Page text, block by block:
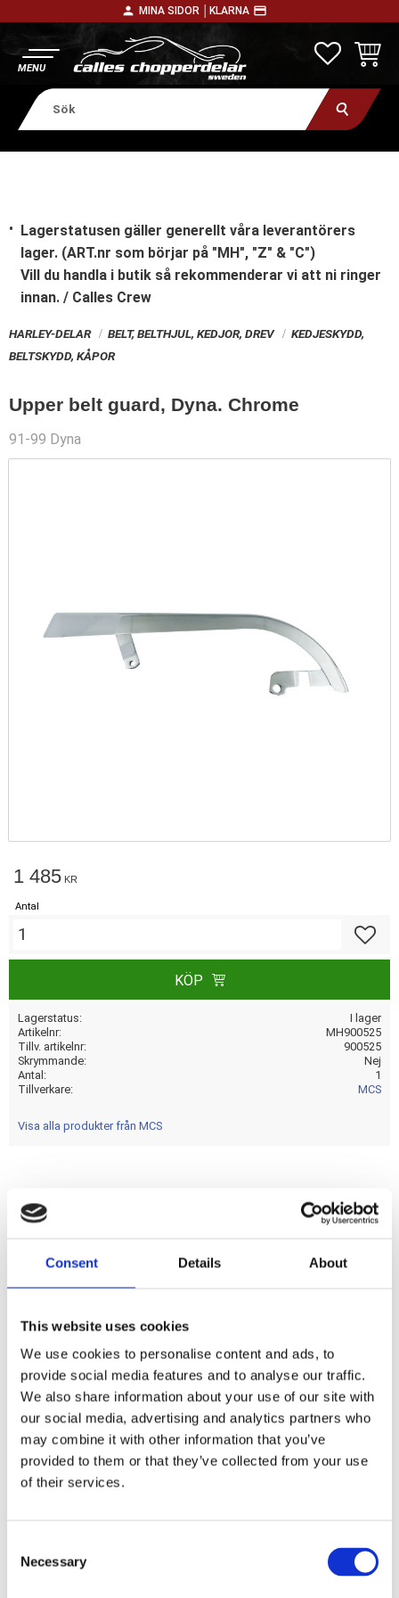
Consent Details About
This website uses cookies
We use cookies to personalise content and ads, to
provide social media features and to analyse our traffic.
We also share information about your use of our site with
our social media, advertising and analytics partners who
may combine it with other information that you’ve
provided to them or that they’ve collected from your use
of their services.
Necessary
person MINA SIDOR │ KLARNA payment
Lagerstatusen gäller generellt våra leverantörers
lager. (ART.nr som börjar på "MH", "Z" & "C")
Vill du handla i butik så rekommenderar vi att ni ringer
innan. / Calles Crew
HARLEY-DELAR BELT, BELTHJUL, KEDJOR, DREV
KEDJESKYDD,
BELTSKYDD, KÅPOR
Upper belt guard, Dyna. Chrome
91-99 Dyna
1 485 KR
Antal
KÖP
Lagerstatus
I lager
Artikelnr
MH900525
Tillv. artikelnr
900525
Skrymmande
Nej
Antal
1
Tillverkare
MCS
Visa alla produkter från MCS
- Steel - OEM style replacement for 60293-90A
Dela med dig
F
e
o
o
k
Omdömen
Du